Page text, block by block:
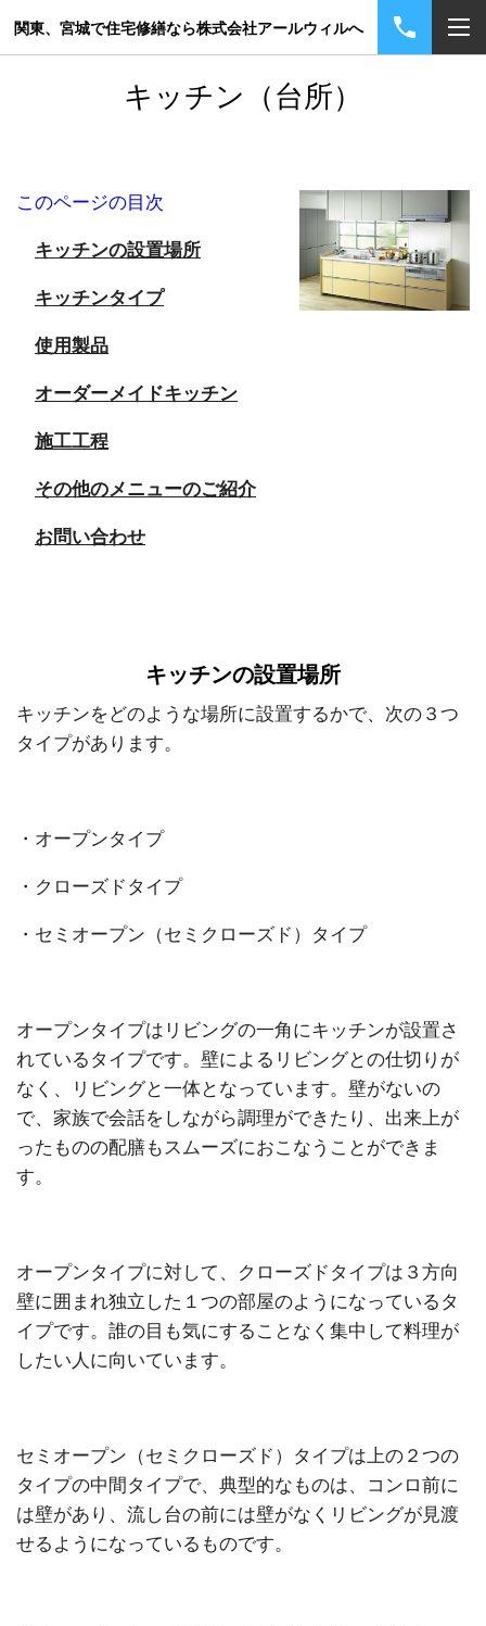
関東、宮城で住宅修繕なら株式会社アールウィルへ
キッチン（台所）
このページの目次
キッチンの設置場所
キッチンタイプ
使用製品
オーダーメイドキッチン
施工工程
その他のメニューのご紹介
お問い合わせ
キッチンの設置場所
キッチンをどのような場所に設置するかで、次の３つ
タイプがあります。
・オープンタイプ
・クローズドタイプ
・セミオープン（セミクローズド）タイプ
オープンタイプはリビングの一角にキッチンが設置さ
れているタイプです。壁によるリビングとの仕切りが
なく、リビングと一体となっています。壁がないの
で、家族で会話をしながら調理ができたり、出来上が
ったものの配膳もスムーズにおこなうことができま
す。
オープンタイプに対して、クローズドタイプは３方向
壁に囲まれ独立した１つの部屋のようになっているタ
イプです。誰の目も気にすることなく集中して料理が
したい人に向いています。
セミオープン（セミクローズド）タイプは上の２つの
タイプの中間タイプで、典型的なものは、コンロ前に
は壁があり、流し台の前には壁がなくリビングが見渡
せるようになっているものです。